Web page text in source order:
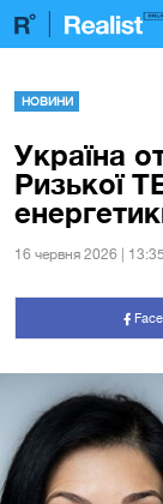
НОВИНИ
Україна
Ризької
16 червня 2026 | 13:35